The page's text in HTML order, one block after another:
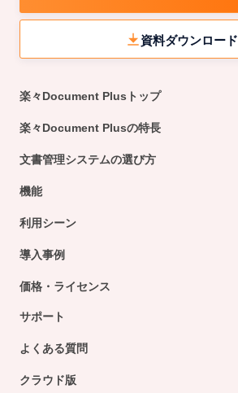
資料ダウンロード
楽々Document Plusトップ
楽々Document Plusの特長
文書管理システムの選び方
機能
利用シーン
導入事例
価格・ライセンス
サポート
よくある質問
クラウド版